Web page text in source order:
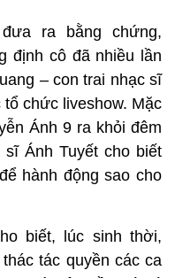
ra bằng chứng,
định cô đã nhiều lần
– con trai nhạc sĩ
chức liveshow. Mặc
Ánh 9 ra khỏi đêm
sĩ Ánh Tuyết cho biết
hành động sao cho
biết, lúc sinh thời,
tác quyền các ca